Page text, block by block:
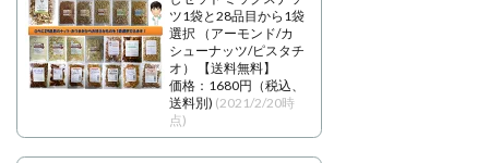
ツ1袋と28品目から1袋
選択 （アーモンド/カ
シューナッツ/ピスタチ
オ） 【送料無料】
価格：1680円（税込、
送料別) (2021/2/20時
点)